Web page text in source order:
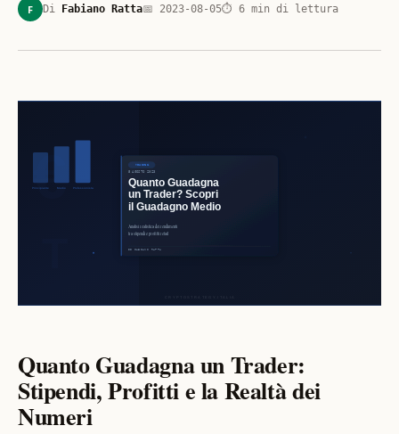
F Di Fabiano Ratta📅 2023-08-05⏱ 6 min di lettura
Quanto Guadagna un Trader:
Stipendi, Profitti e la Realtà dei
Numeri